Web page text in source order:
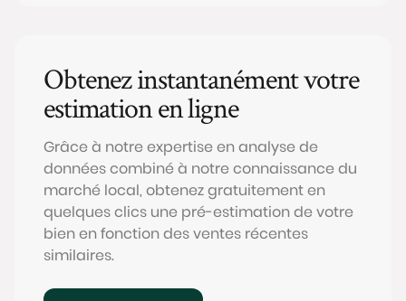
Obtenez instantanément votre
estimation en ligne
Grâce à notre expertise en analyse de
données combiné à notre connaissance du
marché local, obtenez gratuitement en
quelques clics une pré-estimation de votre
bien en fonction des ventes récentes
similaires.